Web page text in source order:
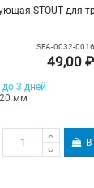
STOUT для
SFA-0032-
49,00 ₽
3 дней
мм
В